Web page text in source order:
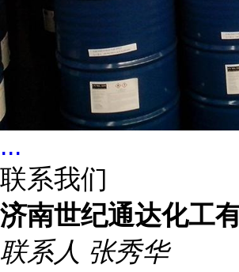
...
联系我们
济南世纪通达化工
联系人 张秀华